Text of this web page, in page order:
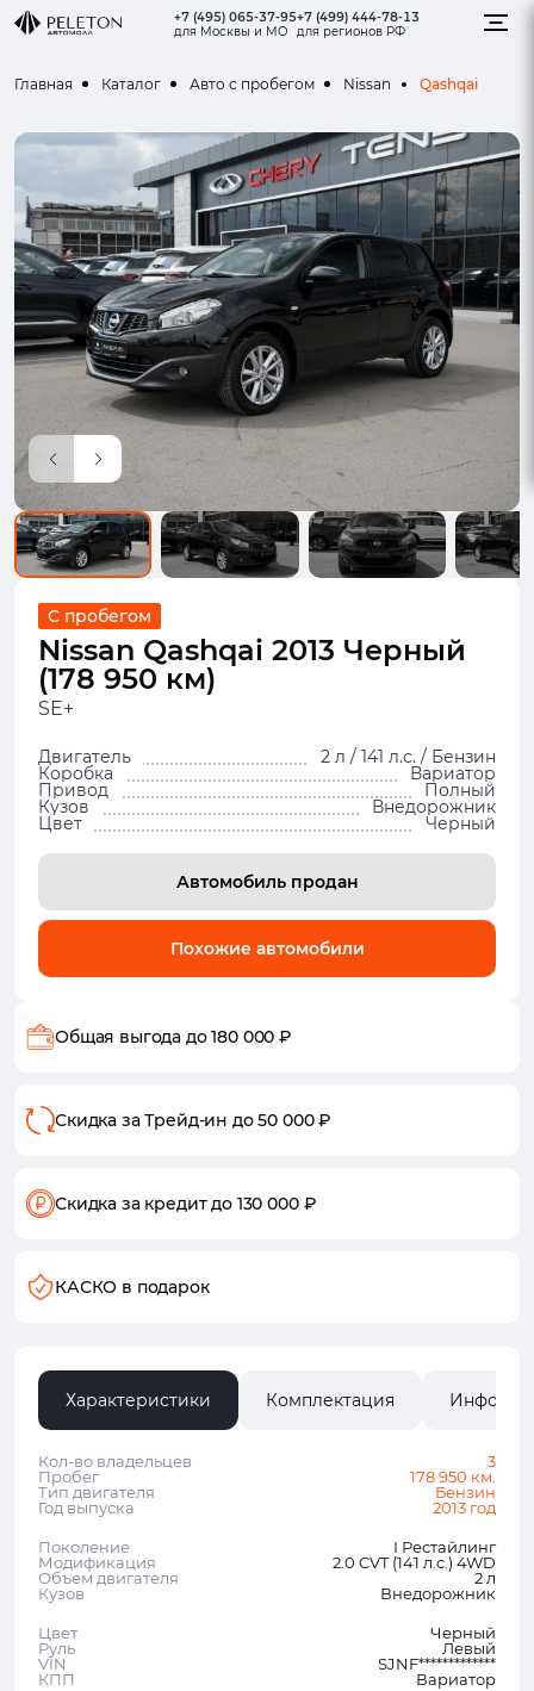
+7 (495) 065-37-95
для Москвы и МО
+7 (499) 444-78-13
для регионов РФ
Главная Каталог Авто с пробегом Nissan Qashqai
С пробегом
Nissan Qashqai 2013 Черный
(178 950 км)
SE+
Двигатель 2 л / 141 л.с. / Бензин
Коробка Вариатор
Привод Полный
Кузов Внедорожник
Цвет Черный
Автомобиль продан
Похожие автомобили
Общая выгода до 180 000 ₽
Скидка за Трейд-ин до 50 000 ₽
Скидка за кредитдо 130 000 ₽
КАСКО в подарок
Характеристики Комплектация
Кол-во владельцев
3
Пробег
178 950 км.
Тип двигателя
Бензин
Год выпуска
2013 год
Поколение
I Рестайлинг
Модификация
2.0 CVT (141 л.с.) 4WD
Объем двигателя
2 л
Кузов
Внедорожник
Цвет
Черный
Руль
Левый
VIN
SJNF*************
КПП
Вариатор